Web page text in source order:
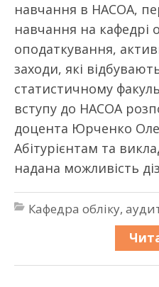
навчання в НАСОА,
навчання на кафедрі
оподаткування,
заходи, які
статистичному
вступу до НАСОА
доцента Юрченко
Абітурієнтам та
надана можливість
Кафедра обліку,